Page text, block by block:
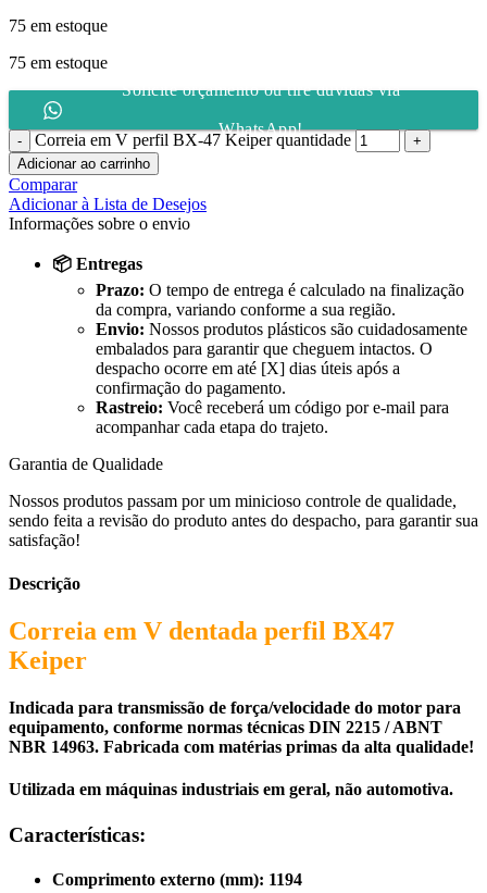
75 em estoque
75 em estoque
Solicite orçamento ou tire dúvidas via
WhatsApp!
Correia em V perfil BX-47 Keiper quantidade
Adicionar ao carrinho
Comparar
Adicionar à Lista de Desejos
Informações sobre o envio
📦 Entregas
Prazo: O tempo de entrega é calculado na finalização
da compra, variando conforme a sua região.
Envio: Nossos produtos plásticos são cuidadosamente
embalados para garantir que cheguem intactos. O
despacho ocorre em até [X] dias úteis após a
confirmação do pagamento.
Rastreio: Você receberá um código por e-mail para
acompanhar cada etapa do trajeto.
Garantia de Qualidade
Nossos produtos passam por um minicioso controle de qualidade,
sendo feita a revisão do produto antes do despacho, para garantir sua
satisfação!
Descrição
Correia em V dentada perfil BX47
Keiper
Indicada para transmissão de força/velocidade do motor para
equipamento, conforme normas técnicas DIN 2215 / ABNT
NBR 14963. Fabricada com matérias primas da alta qualidade!
Utilizada em máquinas industriais em geral, não automotiva.
Características:
Comprimento externo (mm): 1194